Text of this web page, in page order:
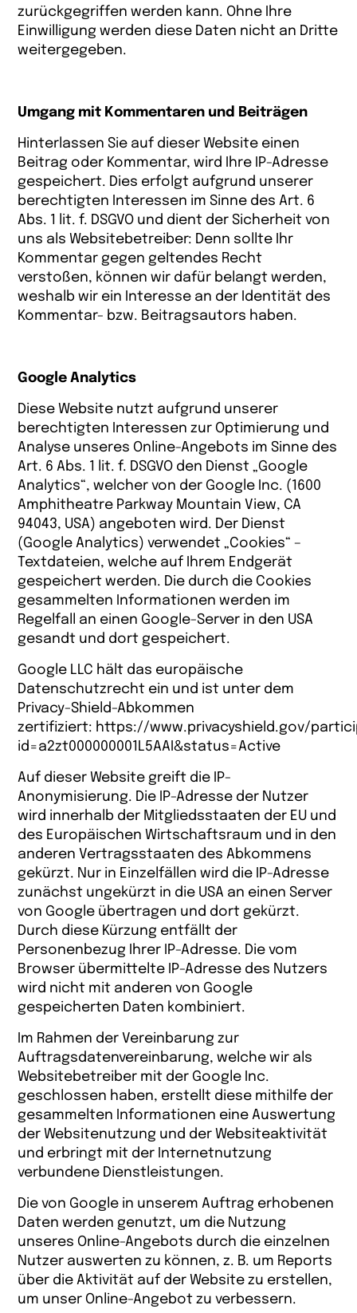
zurückgegriffen werden kann. Ohne Ihre
Einwilligung werden diese Daten nicht an Dritte
weitergegeben.
Umgang mit Kommentaren und Beiträgen
Hinterlassen Sie auf dieser Website einen
Beitrag oder Kommentar, wird Ihre IP-Adresse
gespeichert. Dies erfolgt aufgrund unserer
berechtigten Interessen im Sinne des Art. 6
Abs. 1 lit. f. DSGVO und dient der Sicherheit von
uns als Websitebetreiber: Denn sollte Ihr
Kommentar gegen geltendes Recht
verstoßen, können wir dafür belangt werden,
weshalb wir ein Interesse an der Identität des
Kommentar- bzw. Beitragsautors haben.
Google Analytics
Diese Website nutzt aufgrund unserer
berechtigten Interessen zur Optimierung und
Analyse unseres Online-Angebots im Sinne des
Art. 6 Abs. 1 lit. f. DSGVO den Dienst „Google
Analytics“, welcher von der Google Inc. (1600
Amphitheatre Parkway Mountain View, CA
94043, USA) angeboten wird. Der Dienst
(Google Analytics) verwendet „Cookies“ –
Textdateien, welche auf Ihrem Endgerät
gespeichert werden. Die durch die Cookies
gesammelten Informationen werden im
Regelfall an einen Google-Server in den USA
gesandt und dort gespeichert.
Google LLC hält das europäische
Datenschutzrecht ein und ist unter dem
Privacy-Shield-Abkommen
zertifiziert: https://www.privacyshield.gov/
id=a2zt000000001L5AAI&status=Active
Auf dieser Website greift die IP-
Anonymisierung. Die IP-Adresse der Nutzer
wird innerhalb der Mitgliedsstaaten der EU und
des Europäischen Wirtschaftsraum und in den
anderen Vertragsstaaten des Abkommens
gekürzt. Nur in Einzelfällen wird die IP-Adresse
zunächst ungekürzt in die USA an einen Server
von Google übertragen und dort gekürzt.
Durch diese Kürzung entfällt der
Personenbezug Ihrer IP-Adresse. Die vom
Browser übermittelte IP-Adresse des Nutzers
wird nicht mit anderen von Google
gespeicherten Daten kombiniert.
Im Rahmen der Vereinbarung zur
Auftragsdatenvereinbarung, welche wir als
Websitebetreiber mit der Google Inc.
geschlossen haben, erstellt diese mithilfe der
gesammelten Informationen eine Auswertung
der Websitenutzung und der Websiteaktivität
und erbringt mit der Internetnutzung
verbundene Dienstleistungen.
Die von Google in unserem Auftrag erhobenen
Daten werden genutzt, um die Nutzung
unseres Online-Angebots durch die einzelnen
Nutzer auswerten zu können, z. B. um Reports
über die Aktivität auf der Website zu erstellen,
um unser Online-Angebot zu verbessern.